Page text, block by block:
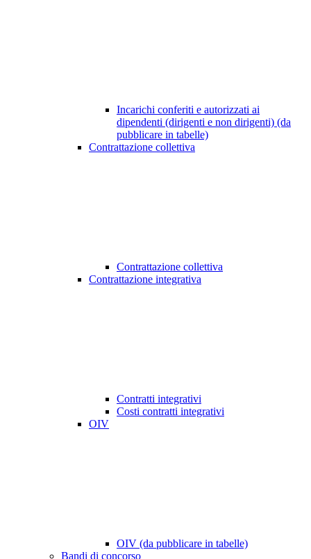
Incarichi conferiti e autorizzati ai
dipendenti (dirigenti e non dirigenti) (da
pubblicare in tabelle)
Contrattazione collettiva
Contrattazione collettiva
Contrattazione integrativa
Contratti integrativi
Costi contratti integrativi
OIV
OIV (da pubblicare in tabelle)
Bandi di concorso